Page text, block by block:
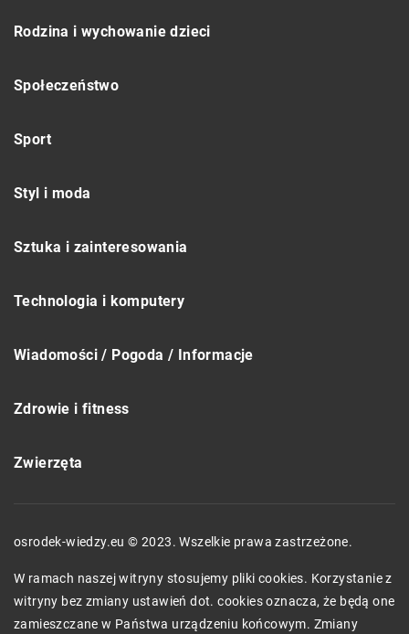
Rodzina i wychowanie dzieci
Społeczeństwo
Sport
Styl i moda
Sztuka i zainteresowania
Technologia i komputery
Wiadomości / Pogoda / Informacje
Zdrowie i fitness
Zwierzęta
osrodek-wiedzy.eu © 2023. Wszelkie prawa zastrzeżone.
W ramach naszej witryny stosujemy pliki cookies. Korzystanie z
witryny bez zmiany ustawień dot. cookies oznacza, że będą one
zamieszczane w Państwa urządzeniu końcowym. Zmiany